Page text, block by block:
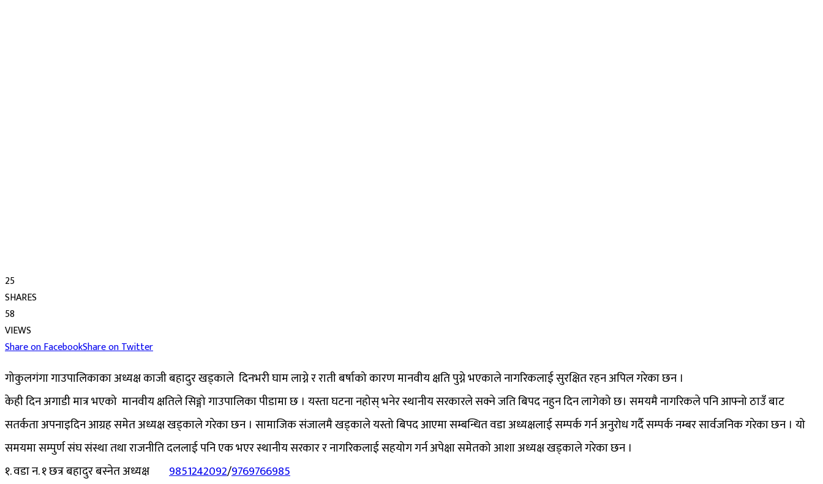
25
SHARES
58
VIEWS
Share on FacebookShare on Twitter
गोकुलगंगा गाउपालिकाका अध्यक्ष काजी बहादुर खड्काले दिनभरी घाम लाग्ने र राती बर्षाको कारण मानवीय क्षति पुग्ने भएकाले नागरिकलाई सुरक्षित रहन अपिल गरेका छन ।
केही दिन अगाडी मात्र भएको मानवीय क्षतिले सिङ्गो गाउपालिका पीडामा छ । यस्ता घटना नहोस् भनेर स्थानीय सरकारले सक्ने जति बिपद नहुन दिन लागेको छ। समयमै नागरिकले पनि आफ्नो ठाउँ बाट
सतर्कता अपनाइदिन आग्रह समेत अध्यक्ष खड्काले गरेका छन । सामाजिक संजालमै खड्काले यस्तो बिपद आएमा सम्बन्धित वडा अध्यक्षलाई सम्पर्क गर्न अनुरोध गर्दै सम्पर्क नम्बर सार्वजनिक गरेका छन । यो
समयमा सम्पुर्ण संघ संस्था तथा राजनीति दललाई पनि एक भएर स्थानीय सरकार र नागरिकलाई सहयोग गर्न अपेक्षा समेतको आशा अध्यक्ष खड्काले गरेका छन ।
१. वडा न. १ छत्र बहादुर बस्नेत अध्यक्ष 9851242092/9769766985